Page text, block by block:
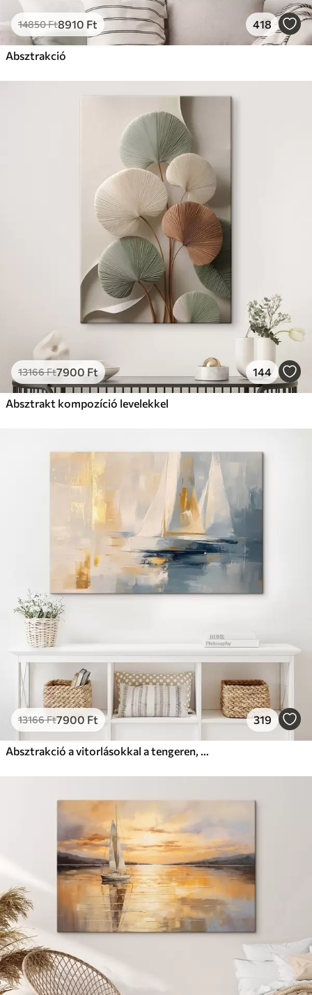
14850Ft8910 Ft 418
Absztrakció
13166Ft7900 Ft 144
Absztrakt kompozíció levelekkel
13166Ft7900 Ft 319
Absztrakció a vitorlásokkal a tengeren, akril stílusban, naplemente